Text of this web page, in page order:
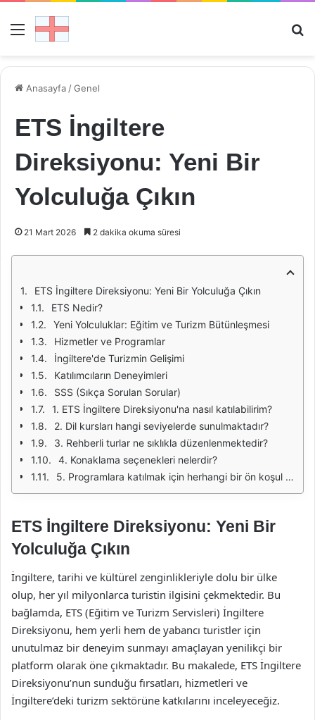
Menü
Anasayfa /Genel
ETS İngiltere
Direksiyonu: Yeni Bir
Yolculuğa Çıkın
21 Mart 2026 2 dakika okuma süresi
ETS İngiltere Direksiyonu: Yeni Bir Yolculuğa Çıkın
ETS Nedir?
Yeni Yolculuklar: Eğitim ve Turizm Bütünleşmesi
Hizmetler ve Programlar
İngiltere'de Turizmin Gelişimi
Katılımcıların Deneyimleri
SSS (Sıkça Sorulan Sorular)
1. ETS İngiltere Direksiyonu'na nasıl katılabilirim?
2. Dil kursları hangi seviyelerde sunulmaktadır?
3. Rehberli turlar ne sıklıkla düzenlenmektedir?
4. Konaklama seçenekleri nelerdir?
5. Programlara katılmak için herhangi bir ön koşul var mı?
ETS İngiltere Direksiyonu: Yeni Bir
Yolculuğa Çıkın
İngiltere, tarihi ve kültürel zenginlikleriyle dolu bir ülke
olup, her yıl milyonlarca turistin ilgisini çekmektedir. Bu
bağlamda, ETS (Eğitim ve Turizm Servisleri) İngiltere
Direksiyonu, hem yerli hem de yabancı turistler için
unutulmaz bir deneyim sunmayı amaçlayan yenilikçi bir
platform olarak öne çıkmaktadır. Bu makalede, ETS İngiltere
Direksiyonu’nun sunduğu fırsatları, hizmetleri ve
İngiltere’deki turizm sektörüne katkılarını inceleyeceğiz.